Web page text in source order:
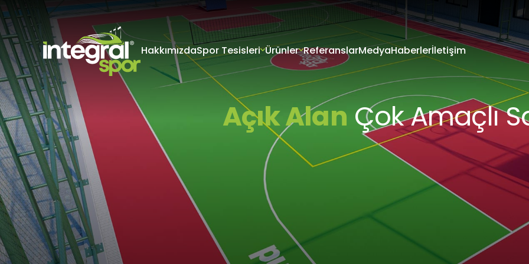
HakkımızdaSpor Tesisleri Ürünler ReferanslarMedyaHaberlerİletişim
Açık Alan Çok Amaçlı
Güvenlik
KİŞİSEL VERİLERİN KORUNMASI
İNTERNET SİTESİ ÇEREZ POLİTİKASI
Kişisel verileriniz; veri sorumlusu olarak Firma Adı (“ŞİRKET” veya Firma Adı” olarak
adlandırılacaktır.) tarafından işletilen (www.alanadi.com) internet sitesini
edenlerin gizliliğini korumak Kurumumuzun önde gelen ilkelerindendir. Bu
Kullanımı Politikası (“Politika”), tüm web sitesi ziyaretçilerimize ve
tür çerezlerin hangi koşullarda kullanıldığını açıklamaktadır.
Çerezler, bilgisayarınız ya da mobil cihazınız üzerinden ziyaret ettiğiniz internet
tarafından cihazınıza veya ağ sunucusuna depolanan küçük metin dosyalarıdır.
Genellikle ziyaret ettiğiniz internet sitesini kullanmanız sırasında size
deneyim sunmak, sunulan hizmetleri geliştirmek ve deneyiminizi iyileştirmek
kullanılır ve bir internet sitesinde gezinirken kullanım kolaylığına katkıda
kullanılmasını tercih etmezseniz tarayıcınızın ayarlarından Çerezleri silebilir ya
engelleyebilirsiniz. Ancak bunun internet sitemizi kullanımınızı etkileyebileceğini
hatırlatmak isteriz. Tarayıcınızdan Çerez ayarlarınızı değiştirmediğiniz sürece
çerez kullanımını kabul ettiğinizi varsayacağız.
Projeleri Tüm Projeler